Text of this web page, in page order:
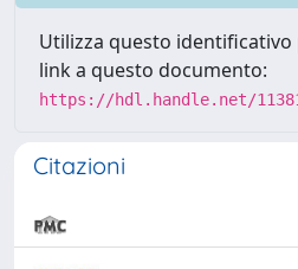
Utilizza questo
link a questo documento:
https://hdl.handle.net/
Citazioni